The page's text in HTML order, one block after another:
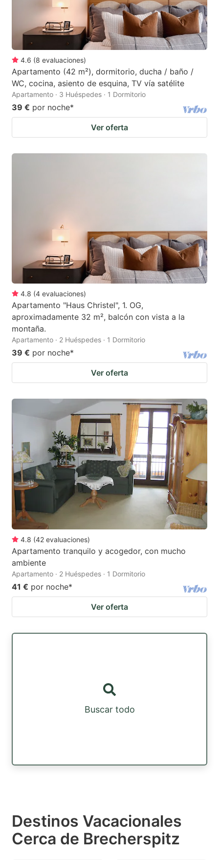
4.6 (8 evaluaciones)
Apartamento (42 m²), dormitorio, ducha / baño /
WC, cocina, asiento de esquina, TV vía satélite
Apartamento · 3 Huéspedes · 1 Dormitorio
39 € por noche*
Ver oferta
4.8 (4 evaluaciones)
Apartamento "Haus Christel", 1. OG,
aproximadamente 32 m², balcón con vista a la
montaña.
Apartamento · 2 Huéspedes · 1 Dormitorio
39 € por noche*
Ver oferta
4.8 (42 evaluaciones)
Apartamento tranquilo y acogedor, con mucho
ambiente
Apartamento · 2 Huéspedes · 1 Dormitorio
41 € por noche*
Ver oferta
Buscar todo
Destinos Vacacionales
Cerca de Brecherspitz